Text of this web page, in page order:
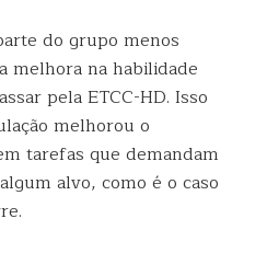
do grupo menos
melhora na habilidade
pela ETCC-HD. Isso
melhorou o
tarefas que demandam
alvo, como é o caso